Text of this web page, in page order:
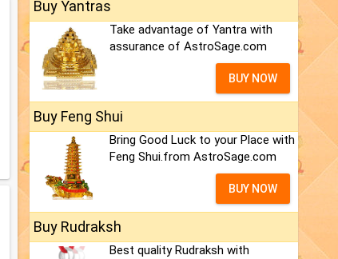
Buy Yantras
Take advantage of Yantra with
assurance of AstroSage.com
BUY NOW
Buy Feng Shui
Bring Good Luck to your Place with
Feng Shui.from AstroSage.com
BUY NOW
Buy Rudraksh
Best quality Rudraksh with